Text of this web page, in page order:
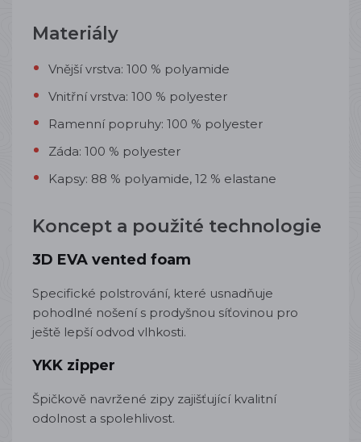
Materiály
Vnější vrstva: 100 % polyamide
Vnitřní vrstva: 100 % polyester
Ramenní popruhy: 100 % polyester
Záda: 100 % polyester
Kapsy: 88 % polyamide, 12 % elastane
Koncept a použité technologie
3D EVA vented foam
Specifické polstrování, které usnadňuje
pohodlné nošení s prodyšnou síťovinou pro
ještě lepší odvod vlhkosti.
YKK zipper
Špičkově navržené zipy zajišťující kvalitní
odolnost a spolehlivost.